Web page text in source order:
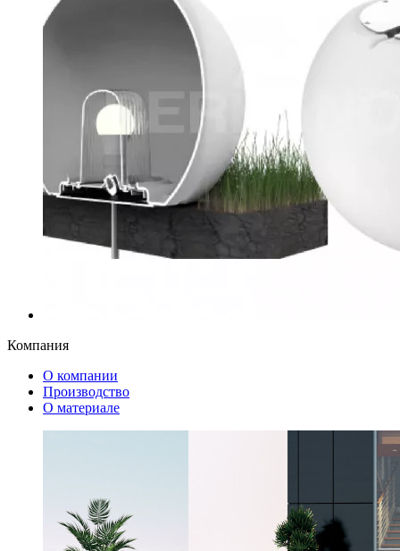
Компания
О компании
Производство
О материале